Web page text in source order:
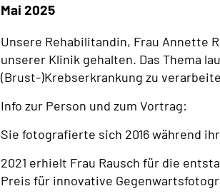
Mai 2025
Unsere Rehabilitandin, Frau Annette
unserer Klinik gehalten. Das Thema
(Brust-)Krebserkrankung zu
Info zur Person und zum Vortrag:
Sie fotografierte sich 2016 während
2021 erhielt Frau Rausch für die
Preis für innovative